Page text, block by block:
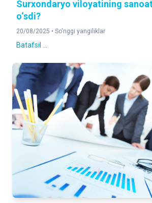
Surxondaryo viloyatining
o‘sdi?
20/08/2025 • So'nggi yangiliklar
Batafsil ...